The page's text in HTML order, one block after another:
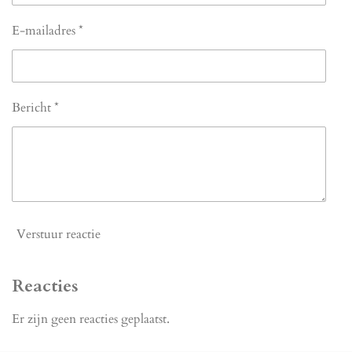
E-mailadres *
Bericht *
Verstuur reactie
Reacties
Er zijn geen reacties geplaatst.